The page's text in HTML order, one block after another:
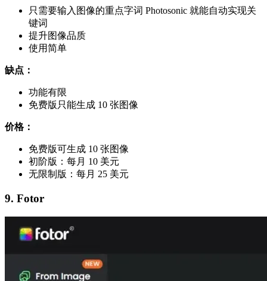
只需要输入图像的重点字词 Photosonic 就能自动实现关
键词
提升图像品质
使用简单
缺点：
功能有限
免费版只能生成 10 张图像
价格：
免费版可生成 10 张图像
初阶版：每月 10 美元
无限制版：每月 25 美元
9. Fotor